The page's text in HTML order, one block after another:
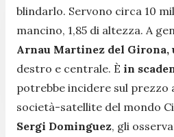
blindarlo. Servono circa 10
mancino, 1,85 di altezza. A
Arnau Martinez del Girona,
destro e centrale. È in
potrebbe incidere sul prezzo
società-satellite del mondo
Sergi Dominguez, gli